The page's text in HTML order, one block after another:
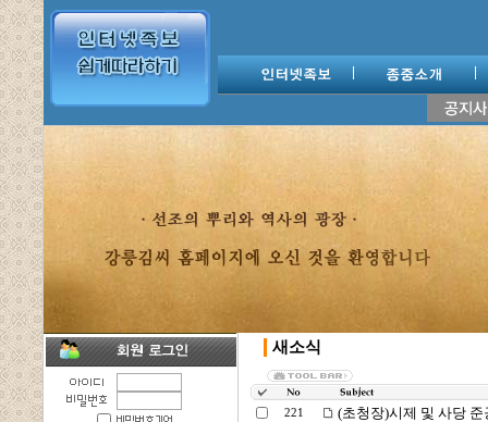
새소식
221 (초청장)시제 및 사당